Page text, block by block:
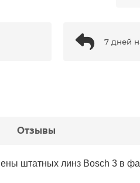
7 дней
Отзывы
штатных линз Bosch 3 в